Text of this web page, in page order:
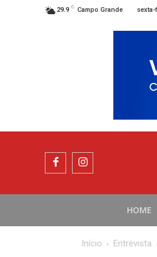
29.9 C Campo Grande
HOME
Início Entrevista